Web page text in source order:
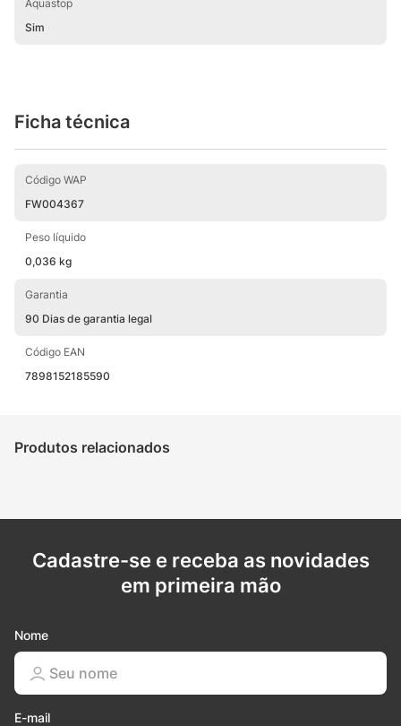
Aquastop
Sim
Ficha técnica
Código WAP
FW004367
Peso líquido
0,036 kg
Garantia
90 Dias de garantia legal
Código EAN
7898152185590
Produtos relacionados